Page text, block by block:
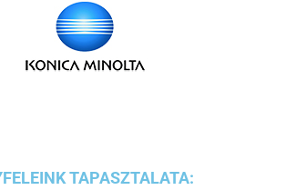
TAPASZTALATA: